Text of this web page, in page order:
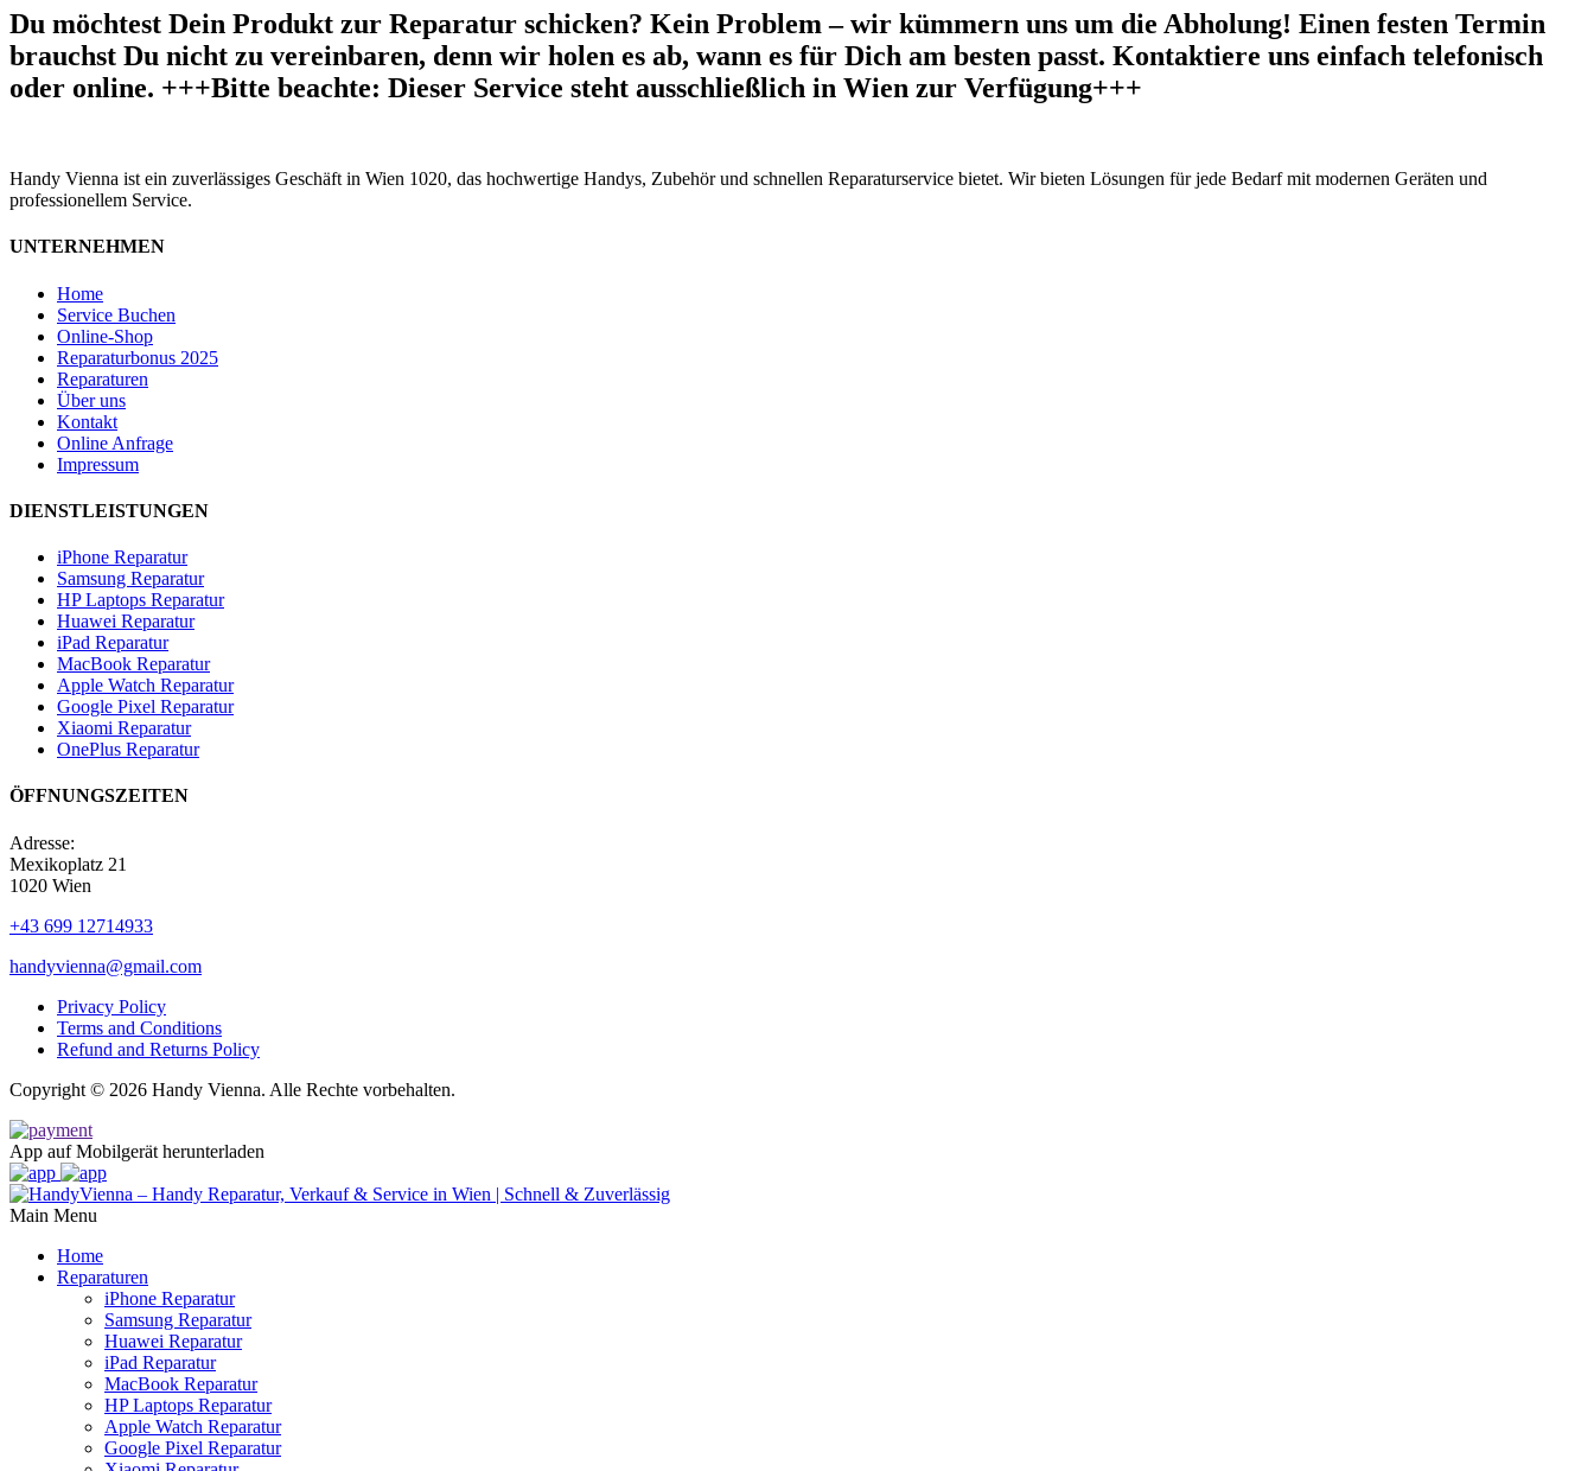
Du möchtest Dein Produkt zur Reparatur schicken? Kein Problem – wir kümmern uns um die Abholung! Einen festen Termin
brauchst Du nicht zu vereinbaren, denn wir holen es ab, wann es für Dich am besten passt. Kontaktiere uns einfach telefonisch
oder online. +++Bitte beachte: Dieser Service steht ausschließlich in Wien zur Verfügung+++
Handy Vienna ist ein zuverlässiges Geschäft in Wien 1020, das hochwertige Handys, Zubehör und schnellen Reparaturservice bietet. Wir bieten Lösungen für jede Bedarf mit modernen Geräten und
professionellem Service.
UNTERNEHMEN
Home
Service Buchen
Online-Shop
Reparaturbonus 2025
Reparaturen
Über uns
Kontakt
Online Anfrage
Impressum
DIENSTLEISTUNGEN
iPhone Reparatur
Samsung Reparatur
HP Laptops Reparatur
Huawei Reparatur
iPad Reparatur
MacBook Reparatur
Apple Watch Reparatur
Google Pixel Reparatur
Xiaomi Reparatur
OnePlus Reparatur
ÖFFNUNGSZEITEN
Adresse:
Mexikoplatz 21
1020 Wien
+43 699 12714933
handyvienna@gmail.com
Privacy Policy
Terms and Conditions
Refund and Returns Policy
Copyright © 2026 Handy Vienna. Alle Rechte vorbehalten.
App auf Mobilgerät herunterladen
Main Menu
Home
Reparaturen
iPhone Reparatur
Samsung Reparatur
Huawei Reparatur
iPad Reparatur
MacBook Reparatur
HP Laptops Reparatur
Apple Watch Reparatur
Google Pixel Reparatur